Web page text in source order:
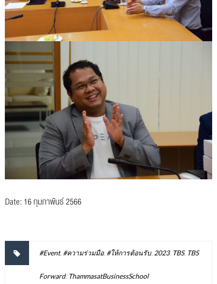
Date: 16 กุมภาพันธ์ 2566
#Event, #ความร่วมมือ, #ให้การต้อนรับ, 2023, TBS, TBS
Forward, ThammasatBusinessSchool